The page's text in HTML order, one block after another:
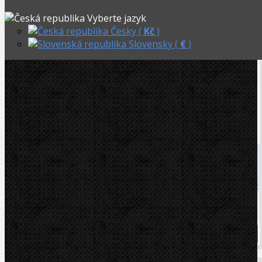
Vyberte jazyk
Česky ( Kč)
Slovensky ( €)
Polyfuzní-nožové a deskové
FILTROVAT DLE VÝROBCŮ ROZSAH CENY
Dostupnost:
vše
skladem
Řadit podle:
Dytron P-4a sólo 1200 W, desková, TW
Kód: 04373
Cena
8 304,00 Kč
Cena s DPH
10 047,84 Kč
Dostupnost
Na dotaz
Koupit